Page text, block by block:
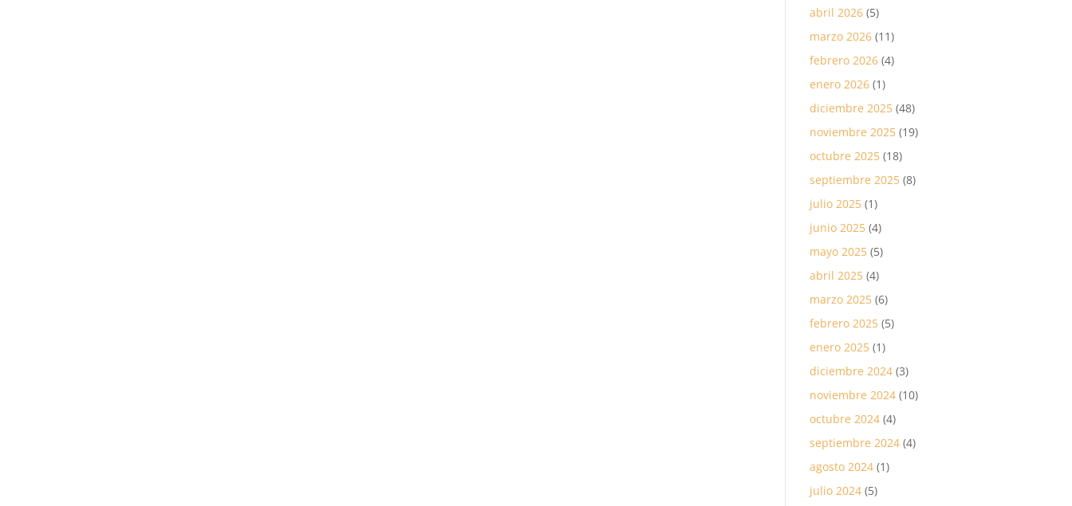
abril 2026 (5)
marzo 2026 (11)
febrero 2026 (4)
enero 2026 (1)
diciembre 2025 (48)
noviembre 2025 (19)
octubre 2025 (18)
septiembre 2025 (8)
julio 2025 (1)
junio 2025 (4)
mayo 2025 (5)
abril 2025 (4)
marzo 2025 (6)
febrero 2025 (5)
enero 2025 (1)
diciembre 2024 (3)
noviembre 2024 (10)
octubre 2024 (4)
septiembre 2024 (4)
agosto 2024 (1)
julio 2024 (5)